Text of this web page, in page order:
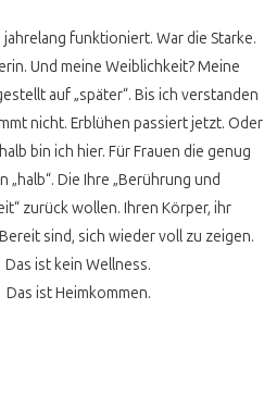
funktioniert. War die Starke.
Und meine Weiblichkeit? Meine
auf „später“. Bis ich verstanden
nicht. Erblühen passiert jetzt. Oder
bin ich hier. Für Frauen die genug
„halb“. Die Ihre „Berührung und
zurück wollen. Ihren Körper, ihr
sind, sich wieder voll zu zeigen.
Das ist kein Wellness.
Das ist Heimkommen.